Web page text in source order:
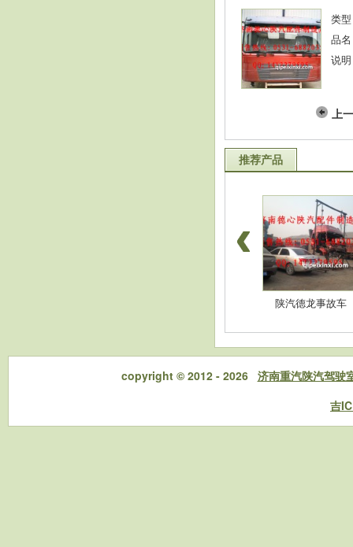
类
品
说
上
推荐产品
陕汽德龙事故车
copyright © 2012 - 2026 济南重汽陕汽驾驶
吉